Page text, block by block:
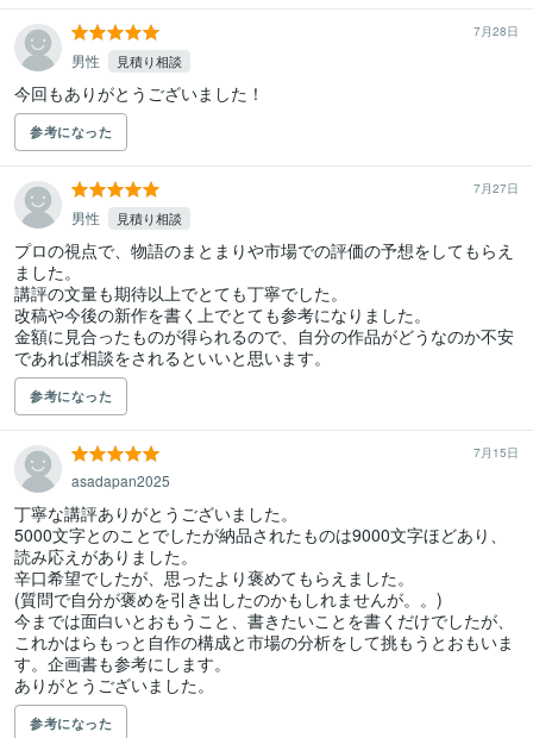
7月28日
男性 見積り相談
今回もありがとうございました！
参考になった
7月27日
男性 見積り相談
プロの視点で、物語のまとまりや市場での評価の予想をしてもらえ
ました。
講評の文量も期待以上でとても丁寧でした。
改稿や今後の新作を書く上でとても参考になりました。
金額に見合ったものが得られるので、自分の作品がどうなのか不安
であれば相談をされるといいと思います。
参考になった
7月15日
asadapan2025
丁寧な講評ありがとうございました。
5000文字とのことでしたが納品されたものは9000文字ほどあり、
読み応えがありました。
辛口希望でしたが、思ったより褒めてもらえました。
(質問で自分が褒めを引き出したのかもしれませんが。。)
今までは面白いとおもうこと、書きたいことを書くだけでしたが、
これかはらもっと自作の構成と市場の分析をして挑もうとおもいま
す。企画書も参考にします。
ありがとうございました。
参考になった